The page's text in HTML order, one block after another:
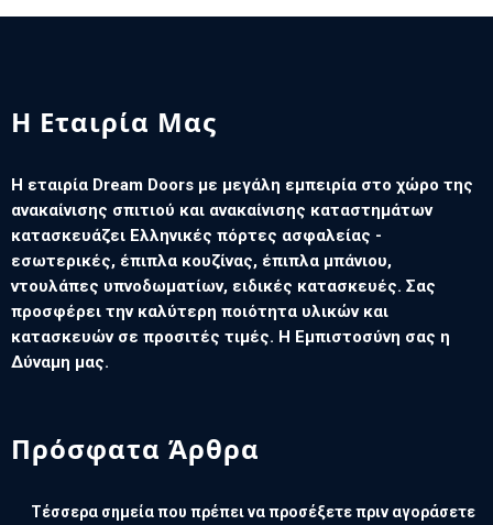
Η Εταιρία Μας
Η εταιρία Dream Doors με μεγάλη εμπειρία στο χώρο της
ανακαίνισης σπιτιού και ανακαίνισης καταστημάτων
κατασκευάζει Ελληνικές πόρτες ασφαλείας -
εσωτερικές, έπιπλα κουζίνας, έπιπλα μπάνιου,
ντουλάπες υπνοδωματίων, ειδικές κατασκευές. Σας
προσφέρει την καλύτερη ποιότητα υλικών και
κατασκευών σε προσιτές τιμές. Η Εμπιστοσύνη σας η
Δύναμη μας.
Πρόσφατα Άρθρα
Τέσσερα σημεία που πρέπει να προσέξετε πριν αγοράσετε